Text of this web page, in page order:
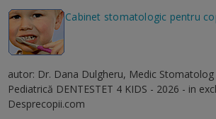
Cabinet stomatologic pentru
autor: Dr. Dana Dulgheru, Medic
Pediatrică DENTESTET 4 KIDS - 2026 - in
Desprecopii.com